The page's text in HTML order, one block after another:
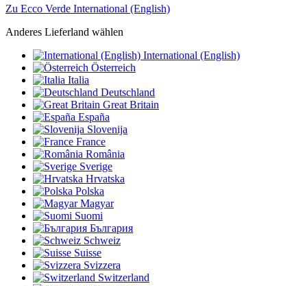
Zu Ecco Verde International (English)
Anderes Lieferland wählen
International (English)
Österreich
Italia
Deutschland
Great Britain
España
Slovenija
France
România
Sverige
Hrvatska
Polska
Magyar
Suomi
България
Schweiz
Suisse
Svizzera
Switzerland